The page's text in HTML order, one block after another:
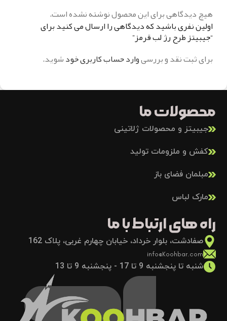
هیچ دیدگاهی برای این محصول نوشته نشده است.
اولین نفری باشید که دیدگاهی را ارسال می کنید برای
“جیبیتز طرح رژ لب قرمز”
برای ثبت نقد و بررسیوارد حساب کاربری خودشوید.
محصولات ما
جیبیتز و محصولات ژلاتینی
کفش و ملزومات تولید
مبلمان فضای باز
مارک لباس
راه های ارتباط با ما
صفادشت، بلوار خرداد، خیابان چهارم غربی، پلاک 162
info@Koohbar.com
شنبه تا پنجشنبه 9 تا 17 - پنجشنبه 9 تا 13